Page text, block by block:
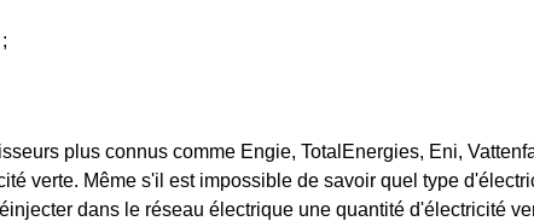
plus connus comme Engie, TotalEnergies, Eni,
verte. Même s'il est impossible de savoir quel type
dans le réseau électrique une quantité d'électricité